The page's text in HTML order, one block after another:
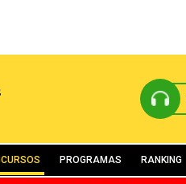
PROGRAMAS RANKING